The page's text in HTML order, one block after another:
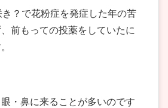
？で花粉症を発症した年の苦
前もっての投薬をしていたに
・鼻に来ることが多いのです